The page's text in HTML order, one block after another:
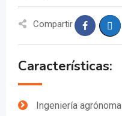
Compartir
Características:
Ingeniería agrónoma